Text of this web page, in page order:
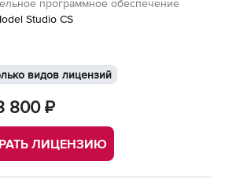
программное обеспечение
Studio CS
видов лицензий
800 ₽
ЛИЦЕНЗИЮ